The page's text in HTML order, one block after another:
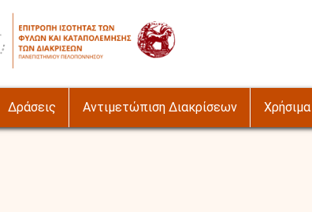
Δράσεις Αντιμετώπιση Διακρίσεων Χρήσιμα